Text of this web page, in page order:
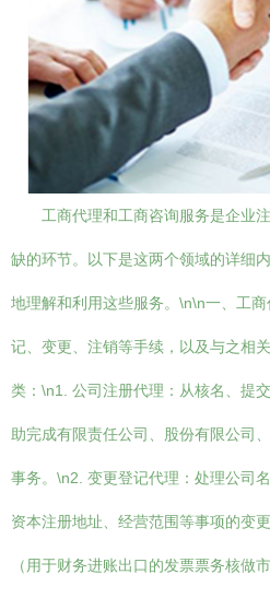
工商代理和工商咨询服务是企业
缺的环节。以下是这两个领域的详细
地理解和利用这些服务。\n\n一、工
记、变更、注销等手续，以及与之相
类：\n1. 公司注册代理：从核名、提
助完成有限责任公司、股份有限公司
事务。\n2. 变更登记代理：处理公司
资本注册地址、经营范围等事项的变
（用于财务进账出口的发票票务核做